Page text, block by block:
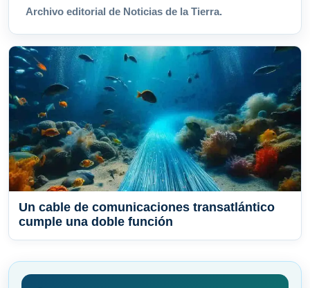
Archivo editorial de Noticias de la Tierra.
Un cable de comunicaciones transatlántico
cumple una doble función